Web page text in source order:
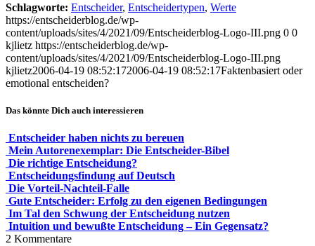
Schlagworte: Entscheider, Entscheidertypen, Werte
https://entscheiderblog.de/wp-
content/uploads/sites/4/2021/09/Entscheiderblog-Logo-III.png 0 0
kjlietz https://entscheiderblog.de/wp-
content/uploads/sites/4/2021/09/Entscheiderblog-Logo-III.png
kjlietz2006-04-19 08:52:172006-04-19 08:52:17Faktenbasiert oder
emotional entscheiden?
Das könnte Dich auch interessieren
Entscheider haben nichts zu bereuen
Mein Autorenexemplar: Die Entscheider-Bibel
Die richtige Entscheidung?
Entscheidungsfindung auf Deutsch
Die Vorteil-Nachteil-Falle
Gute Entscheider: Erfolg zu den eigenen Bedingungen
Im Tal den Schwung der Entscheidung nutzen
Intuition und bewußte Entscheidung – Ein Gegensatz?
2 Kommentare